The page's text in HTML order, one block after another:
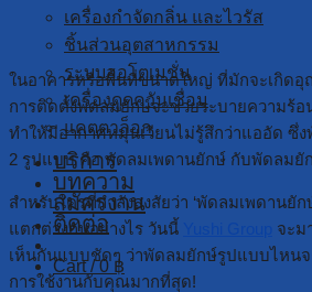
เครื่องกำจัดกลิ่น และไวรัส
ชิ้นส่วนอุตสาหกรรม
ระบบออโตเมชั่น
เครื่องดูดควันเชื่อม
แคตตาล็อก
บริการ
บทความ
สมัครงาน
ติดต่อ
Cart /0฿
ในอาคารหรือพื้นที่ขนาดใหญ่ ที่มักจะเกิดอุ
การติดตั้งพัดลมยักษ์จะช่วยระบายความร้อ
ทำให้มีอากาศหมุนเวียนไม่รู้สึกว่าแออัด ซึ่
2 รูปแบบ คือ พัดลมเพดานยักษ์ กับพัดลมยั
สำหรับใครที่กำลังสงสัยว่า ‘พัดลมเพดานยั
แตกต่างกันอย่างไร วันนี้
จะม
เห็นกันแบบชัดๆ ว่าพัดลมยักษ์รูปแบบไหน
การใช้งานกับคุณมากที่สุด!